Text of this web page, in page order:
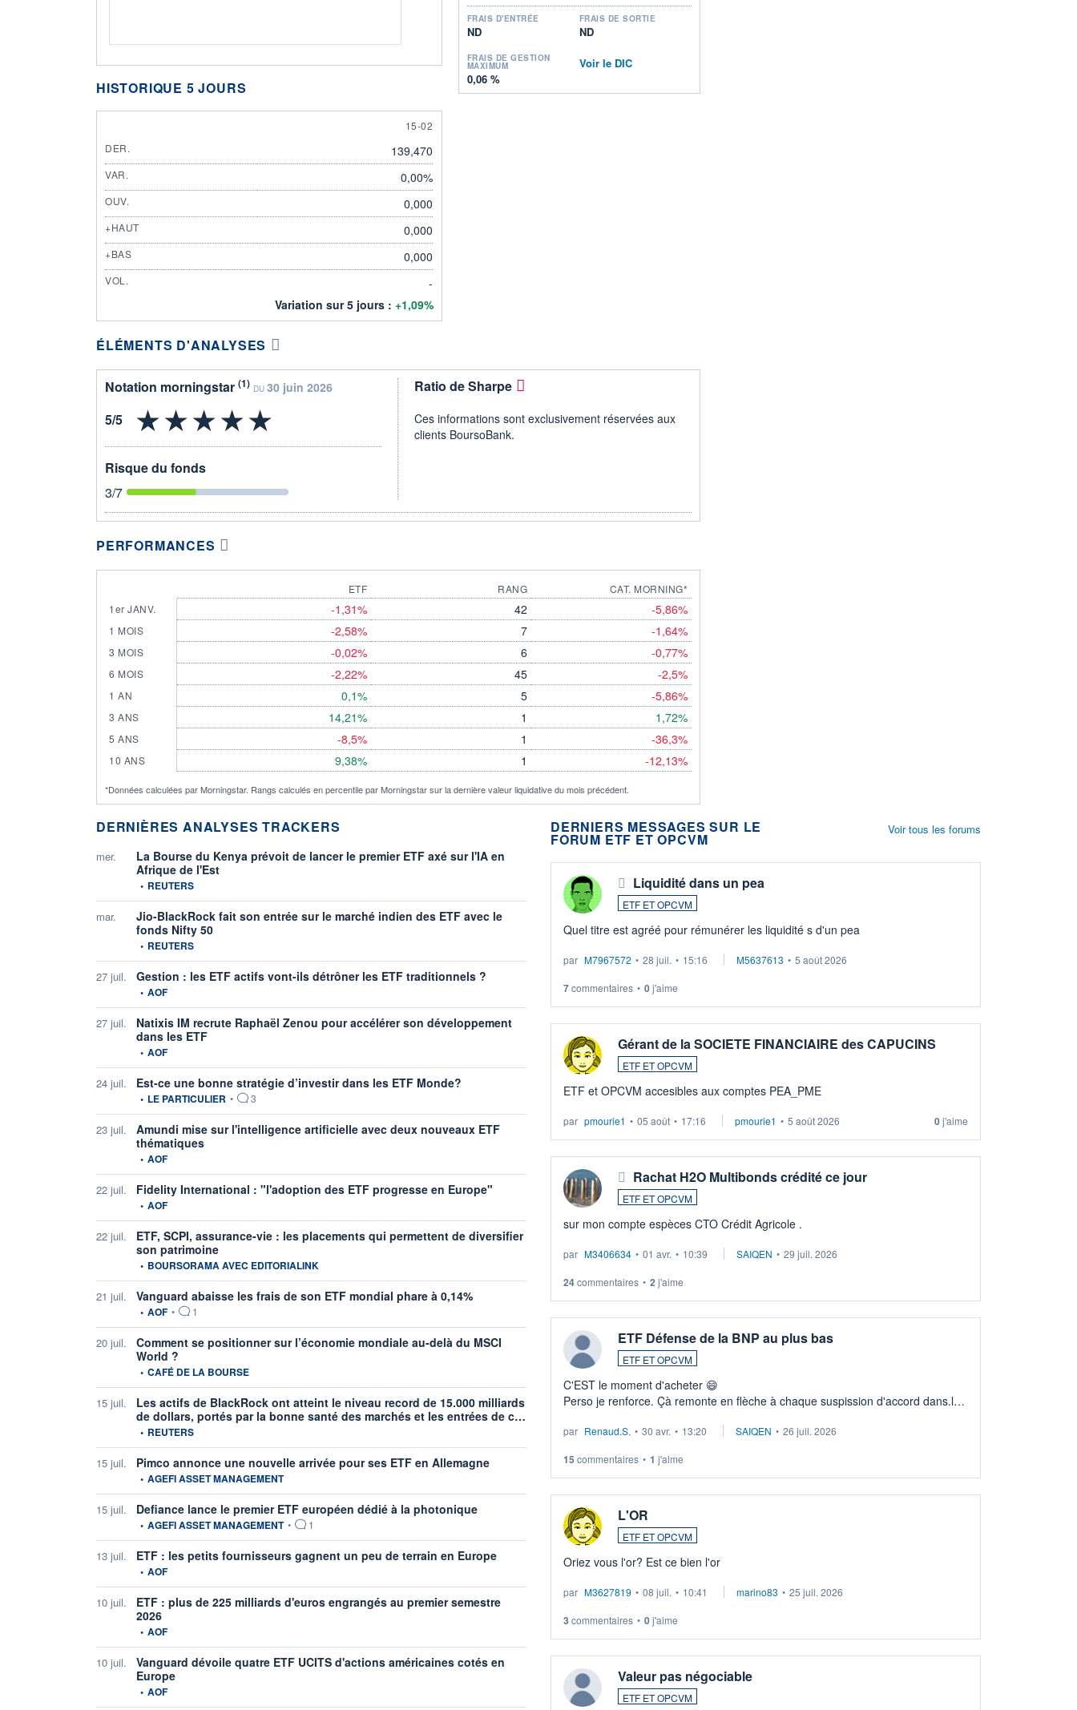
HISTORIQUE 5 JOURS
15 FEBRUARY
15-02
DER.
139,470
VAR. 0,00%
OUV. 0,000
+HAUT 0,000
+BAS 0,000
VOL.
-
Variation sur 5 jours : +1,09%
FRAIS D'ENTRÉE
ND
FRAIS DE SORTIE
ND
FRAIS DE GESTION
MAXIMUM
0,06 %
Voir le DIC
ÉLÉMENTS D'ANALYSES
Notation morningstar (1) DU 30 juin 2026
Risque du fonds
3/7
Ratio de Sharpe
Ces informations sont exclusivement réservées aux
clients BoursoBank.
PERFORMANCES
1er JANV.
1 MOIS
3 MOIS
6 MOIS
1 AN
3 ANS
5 ANS
10 ANS
ETF
-1,31%
-2,58%
-0,02%
-2,22%
0,1%
14,21%
-8,5%
9,38%
RANG
42
7
6
45
5
1
1
1
CAT. MORNING*
-5,86%
-1,64%
-0,77%
-2,5%
-5,86%
1,72%
-36,3%
-12,13%
*Données calculées par Morningstar. Rangs calculés en percentile par Morningstar sur la dernière valeur liquidative du mois précédent.
DERNIÈRES ANALYSES TRACKERS
mer.
La Bourse du Kenya prévoit de lancer le premier ETF axé sur l'IA en
Afrique de l'Est
information fournie par
• REUTERS
mar.
Jio-BlackRock fait son entrée sur le marché indien des ETF avec le
fonds Nifty 50
information fournie par
• REUTERS
27 juil. Gestion : les ETF actifs vont-ils détrôner les ETF traditionnels ?
information fournie par
• AOF
27 juil.
Natixis IM recrute Raphaël Zenou pour accélérer son développement
dans les ETF
information fournie par
• AOF
24 juil. Est-ce une bonne stratégie d’investir dans les ETF Monde?
information fournie par
• LE PARTICULIER • 3
23 juil.
Amundi mise sur l'intelligence artificielle avec deux nouveaux ETF
thématiques
information fournie par
• AOF
22 juil. Fidelity International : "l'adoption des ETF progresse en Europe"
information fournie par
• AOF
22 juil.
ETF, SCPI, assurance-vie : les placements qui permettent de diversifier
son patrimoine
information fournie par
• BOURSORAMA AVEC EDITORIALINK
21 juil. Vanguard abaisse les frais de son ETF mondial phare à 0,14%
information fournie par
• AOF • 1
20 juil.
Comment se positionner sur l’économie mondiale au-delà du MSCI
World ?
information fournie par
• CAFÉ DE LA BOURSE
15 juil.
Les actifs de BlackRock ont atteint le niveau record de 15.000 milliards
de dollars, portés par la bonne santé des marchés et les entrées de c…
information fournie par
• REUTERS
15 juil. Pimco annonce une nouvelle arrivée pour ses ETF en Allemagne
information fournie par
• AGEFI ASSET MANAGEMENT
15 juil. Defiance lance le premier ETF européen dédié à la photonique
information fournie par
• AGEFI ASSET MANAGEMENT • 1
13 juil. ETF : les petits fournisseurs gagnent un peu de terrain en Europe
information fournie par
• AOF
10 juil.
ETF : plus de 225 milliards d'euros engrangés au premier semestre
2026
information fournie par
• AOF
10 juil.
Vanguard dévoile quatre ETF UCITS d'actions américaines cotés en
Europe
information fournie par
• AOF
DERNIERS MESSAGES SUR LE
FORUM ETF ET OPCVM
Liquidité dans un pea
ETF ET OPCVM
Quel titre est agréé pour rémunérer les liquidité s d'un pea
par M7967572 • 28 juil. • 15:16 M5637613 • 5 août 2026
7commentaires • 0j'aime
Gérant de la SOCIETE FINANCIAIRE des CAPUCINS
ETF ET OPCVM
ETF et OPCVM accesibles aux comptes PEA_PME
par pmourie1 • 05 août • 17:16 pmourie1 • 5 août 2026 0j'aime
Rachat H2O Multibonds crédité ce jour
ETF ET OPCVM
sur mon compte espèces CTO Crédit Agricole .
par M3406634 • 01 avr. • 10:39 SAIQEN • 29 juil. 2026
24commentaires • 2 j'aime
ETF Défense de la BNP au plus bas
ETF ET OPCVM
C'EST le moment d'acheter 😄​
Perso je renforce. Çà remonte en flèche à chaque suspission d'accord dans.la
LU3 ...
par Renaud.S. • 30 avr. • 13:20 SAIQEN • 26 juil. 2026
15 commentaires • 1 j'aime
L'OR
ETF ET OPCVM
Oriez vous l'or? Est ce bien l'or
par M3627819 • 08 juil. • 10:41 marino83 • 25 juil. 2026
3 commentaires • 0j'aime
Valeur pas négociable
ETF ET OPCVM
Voir tous les forums